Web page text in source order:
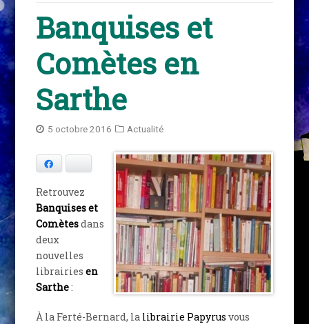
Banquises et
Comètes en
Sarthe
5 octobre 2016 Actualité
Retrouvez
Banquises et
Comètesdans
deux
nouvelles
librairies en
Sarthe:
À la Ferté-Bernard, la librairie Papyrus vous